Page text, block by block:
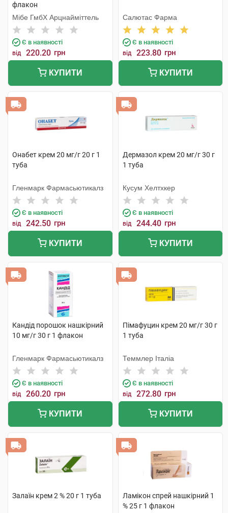
флакон
Мібе ГмбХ Арцнайміттель
Є в наявності
від 220.20 грн
КУПИТИ
Салютас Фарма
Є в наявності
від 223.80 грн
КУПИТИ
Онабет крем 20 мг/г 20 г 1
туба
Гленмарк Фармасьютикалз
Є в наявності
від 242.50 грн
КУПИТИ
Дермазол крем 20 мг/г 30 г
1 туба
Кусум Хелтхкер
Є в наявності
від 244.40 грн
КУПИТИ
Кандід порошок нашкірний
10 мг/г 30 г 1 флакон
Гленмарк Фармасьютикалз
Є в наявності
від 260.20 грн
КУПИТИ
Пімафуцин крем 20 мг/г 30 г
1 туба
Теммлер Італіа
Є в наявності
від 272.80 грн
КУПИТИ
Залаїн крем 2 % 20 г 1 туба
Ламікон спрей нашкірний 1
% 25 г 1 флакон